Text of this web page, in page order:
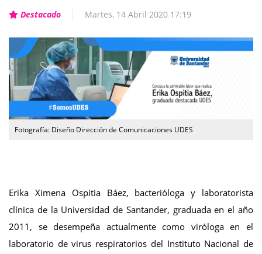
Destacado Martes, 14 Abril 2020 17:19
Fotografía: Diseño Dirección de Comunicaciones UDES
Erika Ximena Ospitia Báez, bacterióloga y laboratorista
clínica de la Universidad de Santander, graduada en el año
2011, se desempeña actualmente como viróloga en el
laboratorio de virus respiratorios del Instituto Nacional de